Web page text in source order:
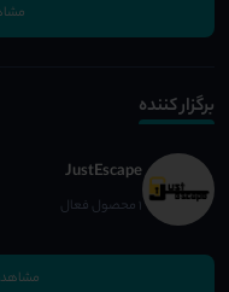
برگزار کننده
JustEscape
1 محصول فعال